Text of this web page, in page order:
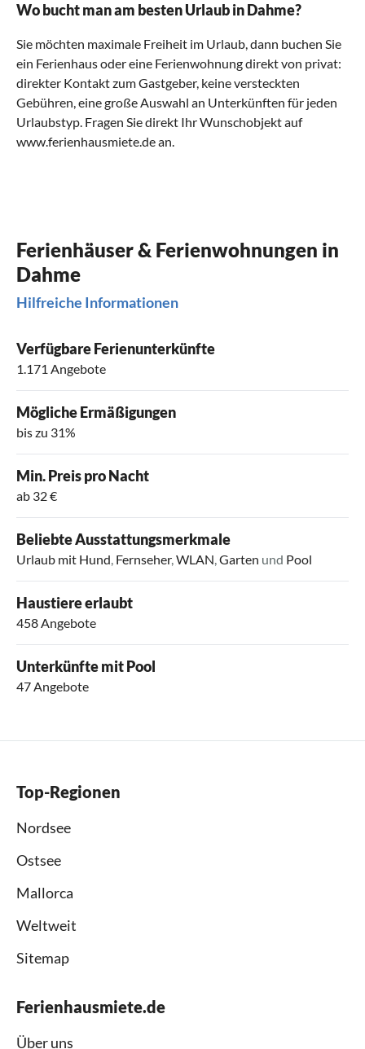
Wo bucht man am besten Urlaub in Dahme?
Sie möchten maximale Freiheit im Urlaub, dann buchen Sie
ein Ferienhaus oder eine Ferienwohnung direkt von privat:
direkter Kontakt zum Gastgeber, keine versteckten
Gebühren, eine große Auswahl an Unterkünften für jeden
Urlaubstyp. Fragen Sie direkt Ihr Wunschobjekt auf
www.ferienhausmiete.de an.
Ferienhäuser & Ferienwohnungen in
Dahme
Hilfreiche Informationen
Verfügbare Ferienunterkünfte
1.171 Angebote
Mögliche Ermäßigungen
bis zu 31%
Min. Preis pro Nacht
ab 32 €
Beliebte Ausstattungsmerkmale
Urlaub mit Hund, Fernseher,WLAN,Garten und Pool
Haustiere erlaubt
458 Angebote
Unterkünfte mit Pool
47 Angebote
Top-Regionen
Nordsee
Ostsee
Mallorca
Weltweit
Sitemap
Ferienhausmiete.de
Über uns